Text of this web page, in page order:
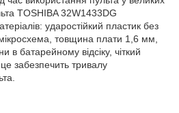
TOSHIBA 32W1433DG
ударостійкий пластик без
мікросхема, товщина плати 1,6 мм,
в батарейному відсіку, чіткий
забезпечить тривалу